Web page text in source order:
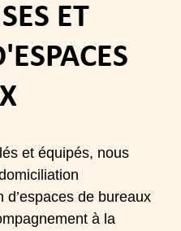
ET
et équipés, nous
d’espaces de bureaux
à la